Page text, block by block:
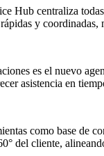
Hub centraliza
y
es el nuevo
asistencia en
como base de
del cliente,